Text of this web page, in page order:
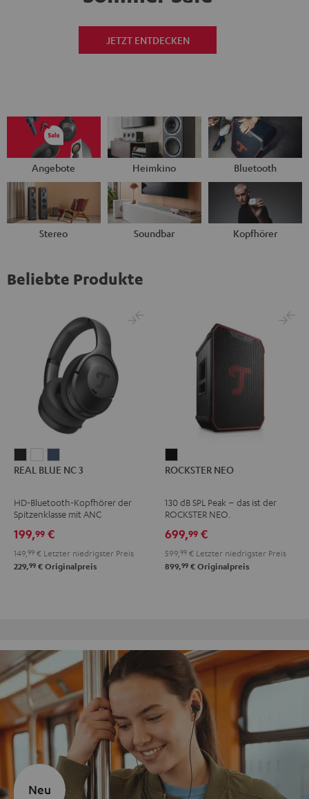
JETZT ENTDECKEN
Angebote Heimkino Bluetooth
Stereo Soundbar Kopfhörer
Beliebte Produkte
BLUE
3
Night
Black
BLUE
3
Pearl
White
BLUE
3
Steel
REAL BLUE NC 3
HD-Bluetooth-Kopfhörer der
Spitzenklasse mit ANC
199,99 €
149, 99 € Letzter niedrigster Preis
229,99 € Originalpreis
NEO
ROCKSTER NEO
130 dB SPL Peak – das ist der
ROCKSTER NEO.
699,99 €
599, 99 € Letzter niedrigster Preis
899,99 € Originalpreis
Neu